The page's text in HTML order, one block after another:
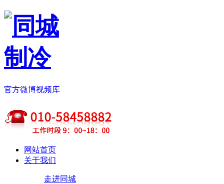
官方微博视频库
网站首页
关于我们
走进同城